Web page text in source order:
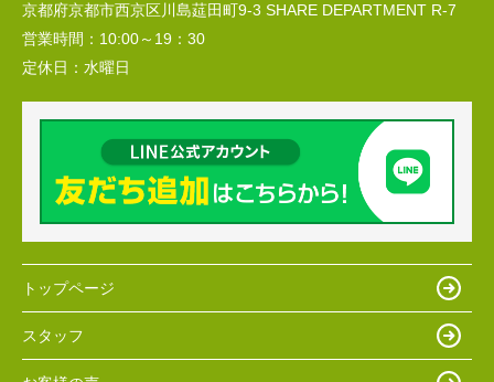
京都府京都市西京区川島莚田町9-3 SHARE DEPARTMENT R-7
営業時間： 10:00～19：30
定休日： 水曜日
トップページ
スタッフ